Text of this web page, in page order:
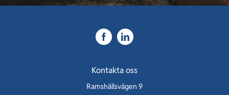
Kontakta oss
Ramshällsvägen 9